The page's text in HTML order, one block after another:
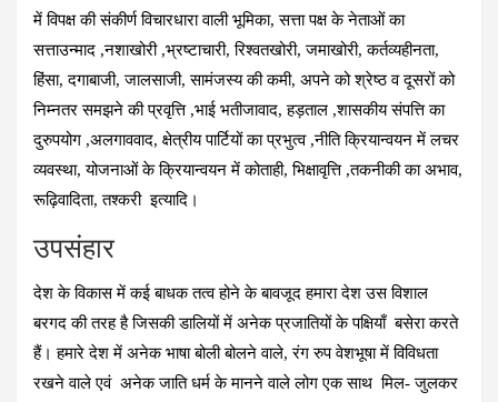
में विपक्ष की संकीर्ण विचारधारा वाली भूमिका, सत्ता पक्ष के नेताओं का
सत्ताउन्माद ,नशाखोरी ,भ्रष्टाचारी, रिश्वतखोरी, जमाखोरी, कर्तव्यहीनता,
हिंसा, दगाबाजी, जालसाजी, सामंजस्य की कमी, अपने को श्रेष्ठ व दूसरों को
निम्नतर समझने की प्रवृत्ति ,भाई भतीजावाद, हड़ताल ,शासकीय संपत्ति का
दुरुपयोग ,अलगाववाद, क्षेत्रीय पार्टियों का प्रभुत्व ,नीति क्रियान्वयन में लचर
व्यवस्था, योजनाओं के क्रियान्वयन में कोताही, भिक्षावृत्ति ,तकनीकी का अभाव,
रूढ़िवादिता, तश्करी इत्यादि।
उपसंहार
देश के विकास में कई बाधक तत्व होने के बावजूद हमारा देश उस विशाल
बरगद की तरह है जिसकी डालियों में अनेक प्रजातियों के पक्षियाँ बसेरा करते
हैं। हमारे देश में अनेक भाषा बोली बोलने वाले, रंग रुप वेशभूषा में विविधता
रखने वाले एवं अनेक जाति धर्म के मानने वाले लोग एक साथ मिल- जुलकर